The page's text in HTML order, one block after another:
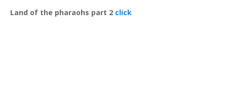
Land of the pharaohs part 2 click